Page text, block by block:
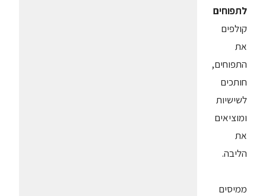
לתפוחים
קולפים
את
התפוחים,
חותכים
לשישיות
ומוציאים
את
הליבה.
ממיסים